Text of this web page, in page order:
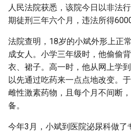
人民法院获悉，该院今日以非法
期徒刑三年六个月，违法所得
法院查明，18岁的小斌外形上正
成女人。小学三年级时，他偷偷
衣、裙子。高一时，他从网上学
以先通过吃药来一点点地改变。
雌性激素药物，且每个月不间断
备。
今年3月，小斌到医院泌尿科做了